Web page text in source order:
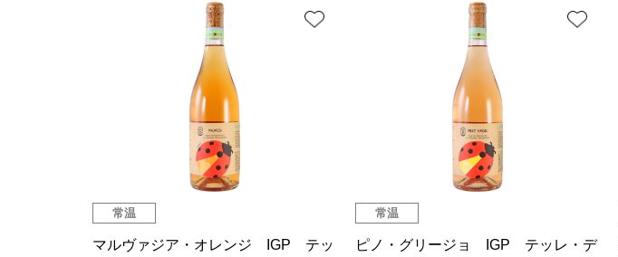
常温
マルヴァジア・オレンジ IGP テッ
常温
ピノ・グリージョ IGP テッレ・デ